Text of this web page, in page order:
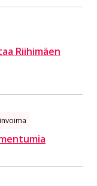
Riihimäen